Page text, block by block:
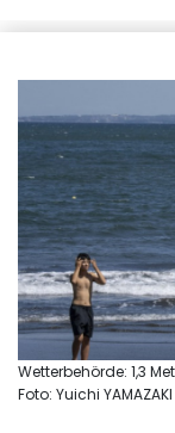
Wetterbehörde: 1,3
Foto: Yuichi YAMAZAKI